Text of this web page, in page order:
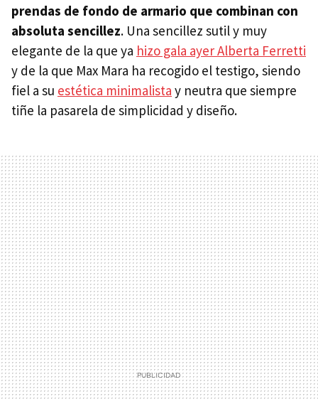
prendas de fondo de armario que combinan con
absoluta sencillez. Una sencillez sutil y muy
elegante de la que ya hizo gala ayer Alberta Ferretti
y de la que Max Mara ha recogido el testigo, siendo
fiel a su estética minimalista y neutra que siempre
tiñe la pasarela de simplicidad y diseño.